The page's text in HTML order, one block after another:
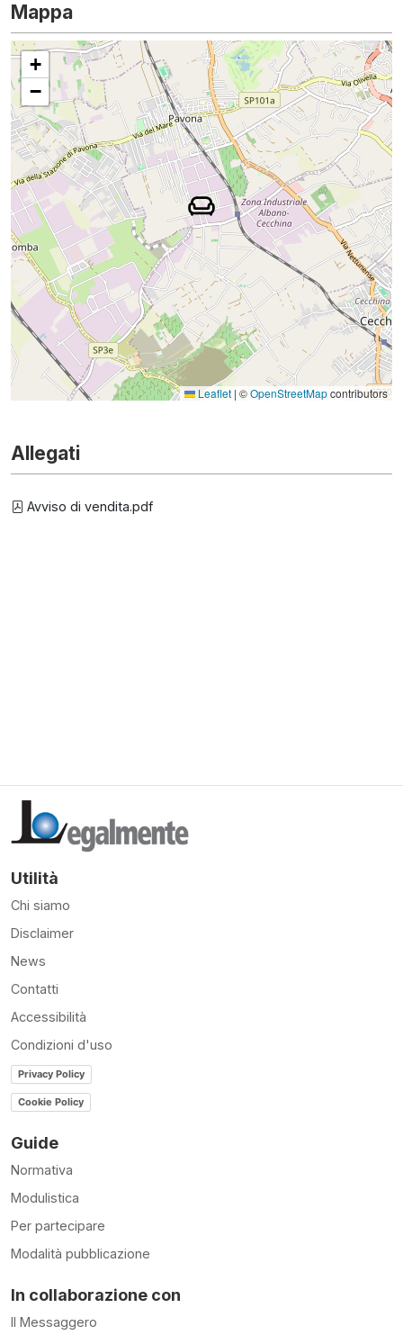
Mappa
+
−
Leaflet | ©OpenStreetMapcontributors
Allegati
Avviso di vendita.pdf
Utilità
Chi siamo
Disclaimer
News
Contatti
Accessibilità
Condizioni d'uso
Privacy Policy
Cookie Policy
Guide
Normativa
Modulistica
Per partecipare
Modalità pubblicazione
In collaborazione con
Il Messaggero